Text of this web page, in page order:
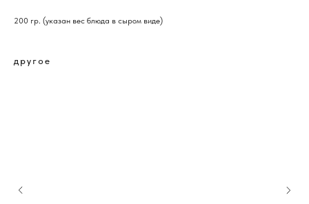
200 гр. (указан вес блюда в сыром виде)
другое